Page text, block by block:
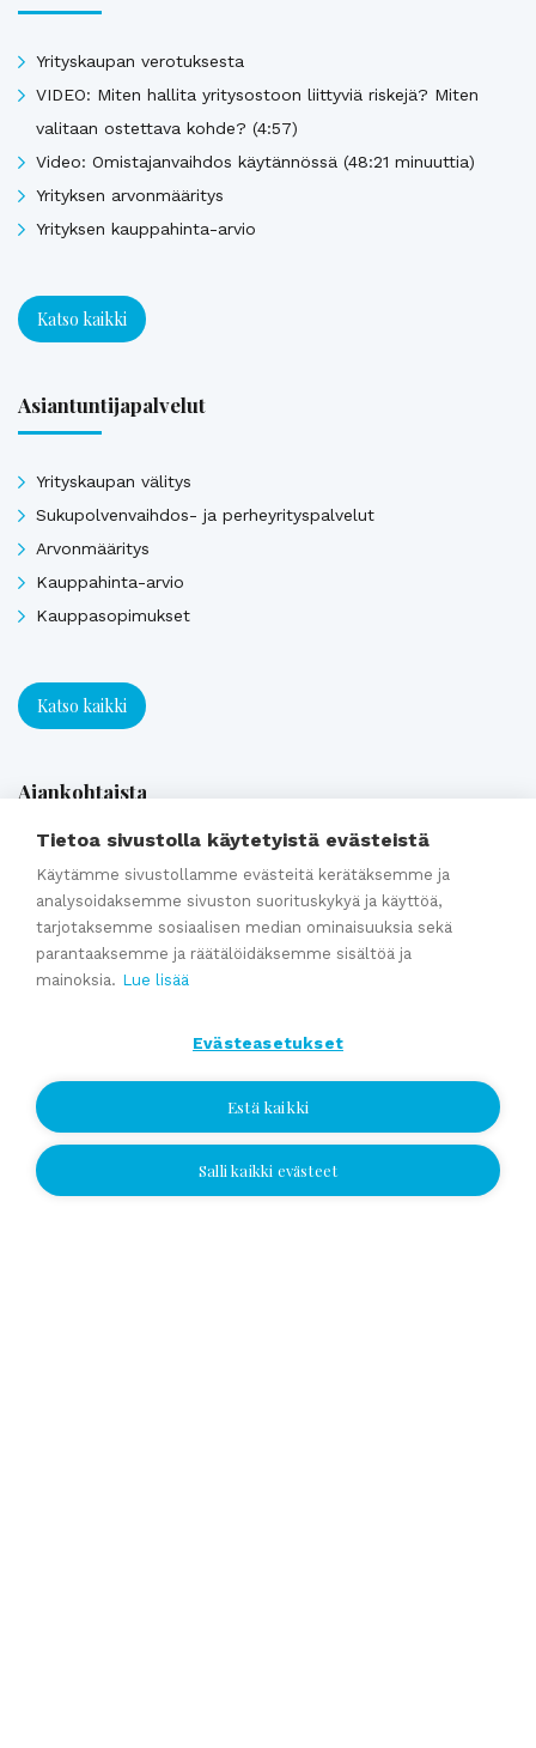
Yrityskaupan verotuksesta
VIDEO: Miten hallita yritysostoon liittyviä riskejä? Miten
valitaan ostettava kohde? (4:57)
Video: Omistajanvaihdos käytännössä (48:21 minuuttia)
Yrityksen arvonmääritys
Yrityksen kauppahinta-arvio
Katso kaikki
Asiantuntijapalvelut
Yrityskaupan välitys
Sukupolvenvaihdos- ja perheyrityspalvelut
Arvonmääritys
Kauppahinta-arvio
Kauppasopimukset
Katso kaikki
Ajankohtaista
Webinaaritallenne: Onko yrityksesi myyntikunnossa? Näin
valmistaudut yrityskauppaan ajoissa
Kumppaniblogi: Avio-oikeus ja omistajanvaihdos
Yrityskauppablogi: Miksi käyttää yritysvälittäjää
Yrityskauppablogi: Yritysvälittäjän työ kulissien takana
kuukautta ennen kauppaa
Katso kaikki
Jätä yhteydenottopyyntö
Tietoa sivustolla käytetyistä evästeistä
Käytämme sivustollamme evästeitä kerätäksemme ja
analysoidaksemme sivuston suorituskykyä ja käyttöä,
tarjotaksemme sosiaalisen median ominaisuuksia sekä
parantaaksemme ja räätälöidäksemme sisältöä ja
mainoksia. Lue lisää
Evästeasetukset
Estä kaikki
Salli kaikki evästeet